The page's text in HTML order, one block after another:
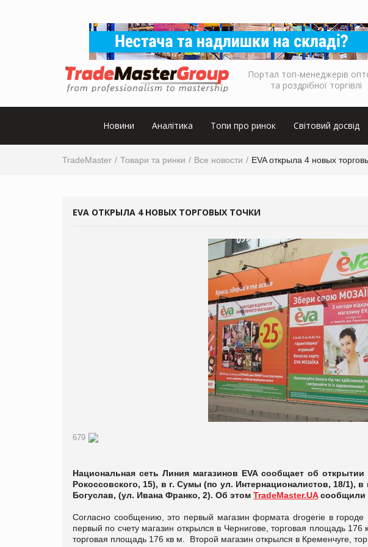
Портал топ-менеджерів
та роздрібної торгівлі
Новини Аналітика Топи про ринок Світовий досвід
TradeMaster Товари та ринки Все новости EVA открыла 4 новых
EVA ОТКРЫЛА 4 НОВЫХ ТОРГОВЫХ ТОЧКИ
679
Национальная сеть Линия магазинов EVA сообщает об
Рокоссовского, 15), в г. Сумы (по ул. Интернационалистов, 18/1),
Богуслав, (ул. Ивана Франко, 2). Об этом TradeMaster.UAсообщили
Согласно сообщению, это первый магазин формата drogerie в городе
первый по счету магазин открылся в Чернигове, торговая площадь
торговая площадь 176 кв м. Второй магазин открылся в Кременчуге,